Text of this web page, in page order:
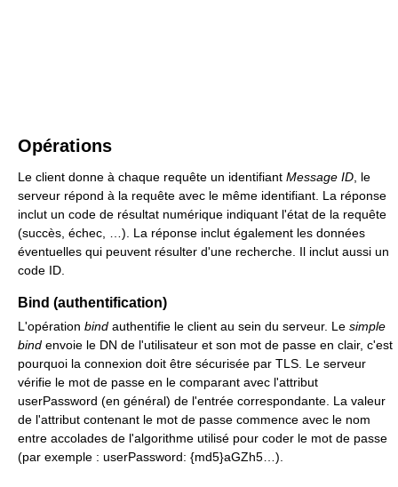
Opérations
Le client donne à chaque requête un identifiant Message ID , le
serveur répond à la requête avec le même identifiant. La réponse
inclut un code de résultat numérique indiquant l'état de la requête
(succès, échec, …). La réponse inclut également les données
éventuelles qui peuvent résulter d'une recherche. Il inclut aussi un
code ID.
Bind (authentification)
L'opération bind authentifie le client au sein du serveur. Le simple
bind envoie le DN de l'utilisateur et son mot de passe en clair, c'est
pourquoi la connexion doit être sécurisée par TLS. Le serveur
vérifie le mot de passe en le comparant avec l'attribut
userPassword (en général) de l'entrée correspondante. La valeur
de l'attribut contenant le mot de passe commence avec le nom
entre accolades de l'algorithme utilisé pour coder le mot de passe
(par exemple : userPassword: {md5}aGZh5…).